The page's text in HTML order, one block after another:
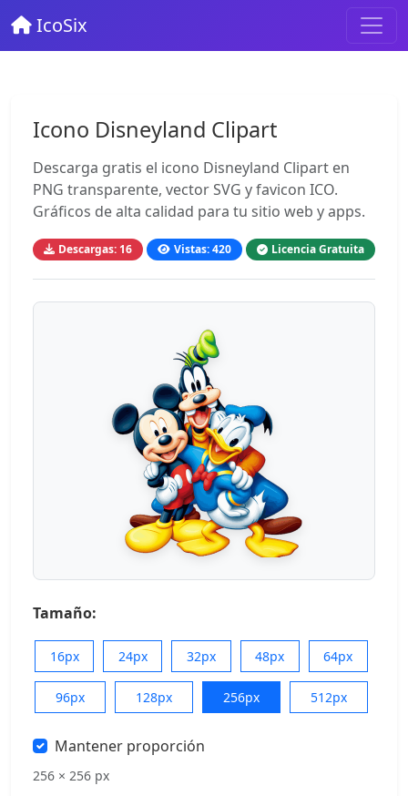
IcoSix
Icono Disneyland Clipart
Descarga gratis el icono Disneyland Clipart en
PNG transparente, vector SVG y favicon ICO.
Gráficos de alta calidad para tu sitio web y apps.
Descargas: 16 Vistas: 420 Licencia Gratuita
Tamaño:
16px 24px 32px 48px 64px
96px 128px 256px 512px
Mantener proporción
256 × 256 px